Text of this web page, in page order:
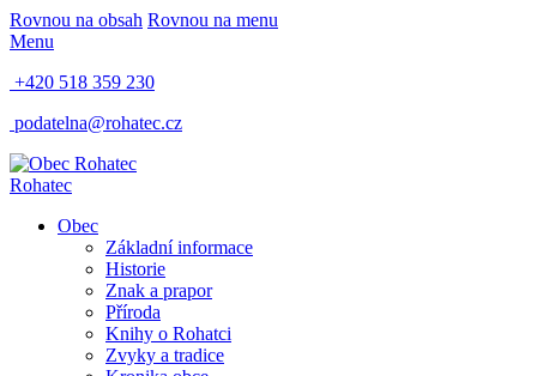
Rovnou na obsah Rovnou na menu
Menu
+420 518 359 230
podatelna@rohatec.cz
Rohatec
Obec
Základní informace
Historie
Znak a prapor
Příroda
Knihy o Rohatci
Zvyky a tradice